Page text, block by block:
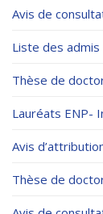
Charte
Avis de
Liste des
Thèse de
Lauréats ENP-
Avis
Thèse de